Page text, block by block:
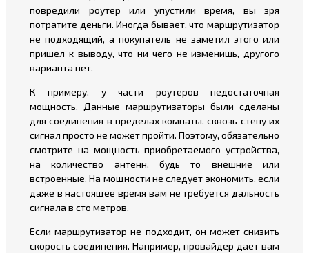
повредили роутер или упустили время, вы зря
потратите деньги. Иногда бывает, что маршрутизатор
не подходящий, а покупатель не заметил этого или
пришел к выводу, что ни чего не изменишь, другого
варианта нет.
К примеру, у части роутеров недостаточная
мощность. Данные маршрутизаторы были сделаны
для соединения в пределах комнаты, сквозь стену их
сигнал просто не может пройти. Поэтому, обязательно
смотрите на мощность приобретаемого устройства,
на количество антенн, будь то внешние или
встроенные. На мощности не следует экономить, если
даже в настоящее время вам не требуется дальность
сигнала в сто метров.
Если маршрутизатор не подходит, он может снизить
скорость соединения. Например, провайдер дает вам